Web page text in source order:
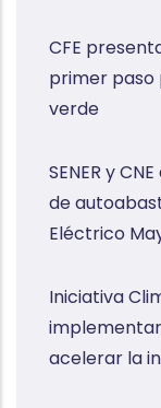
CFE
primer paso
verde
SENER y
de
Eléctrico
Iniciativa
acelerar la